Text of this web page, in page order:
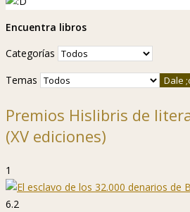
Encuentra libros
Categorías
Temas
Premios Hislibris de
(XV ediciones)
1
6.2